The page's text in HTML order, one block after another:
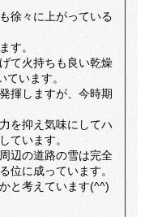
徐々に上がっている
す。
て火持ちも良い乾燥
います。
揮しますが、今時期
を抑え気味にしてハ
ています。
辺の道路の雪は完全
位に成っています。
と考えています(^^)